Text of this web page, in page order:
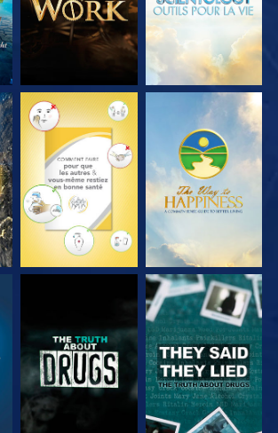
REGARDER REGARDER
REGARDER REGARDER